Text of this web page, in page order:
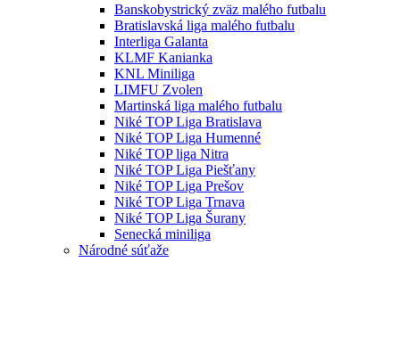
Banskobystrický zväz malého futbalu
Bratislavská liga malého futbalu
Interliga Galanta
KLMF Kanianka
KNL Miniliga
LIMFU Zvolen
Martinská liga malého futbalu
Niké TOP Liga Bratislava
Niké TOP Liga Humenné
Niké TOP liga Nitra
Niké TOP Liga Piešťany
Niké TOP Liga Prešov
Niké TOP Liga Trnava
Niké TOP Liga Šurany
Senecká miniliga
Národné súťaže